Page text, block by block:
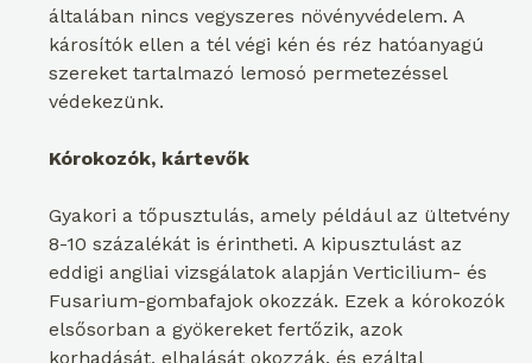
általában nincs vegyszeres növényvédelem. A
károsítók ellen a tél végi kén és réz hatóanyagú
szereket tartalmazó lemosó permetezéssel
védekezünk.
Kórokozók, kártevők
Gyakori a tőpusztulás, amely például az ültetvény
8-10 százalékát is érintheti. A kipusztulást az
eddigi angliai vizsgálatok alapján Verticilium- és
Fusarium-gombafajok okozzák. Ezek a kórokozók
elsősorban a gyökereket fertőzik, azok
korhadását, elhalását okozzák, és ezáltal